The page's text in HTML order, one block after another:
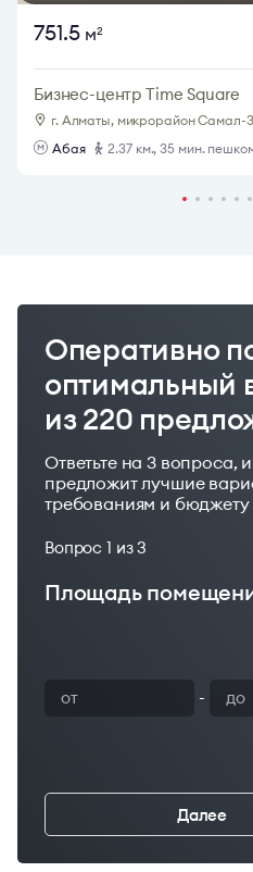
751.5 м2
Бизнес-центр Time Square
г. Алматы, микрорайон Самал-3
Абая
2.37 км., 35 мин.
Оперативно
оптимальный
из 220
Ответьте на 3 вопроса,
предложит лучшие
требованиям и бюджету
Вопрос 1 из 3
Площадь
-
Далее